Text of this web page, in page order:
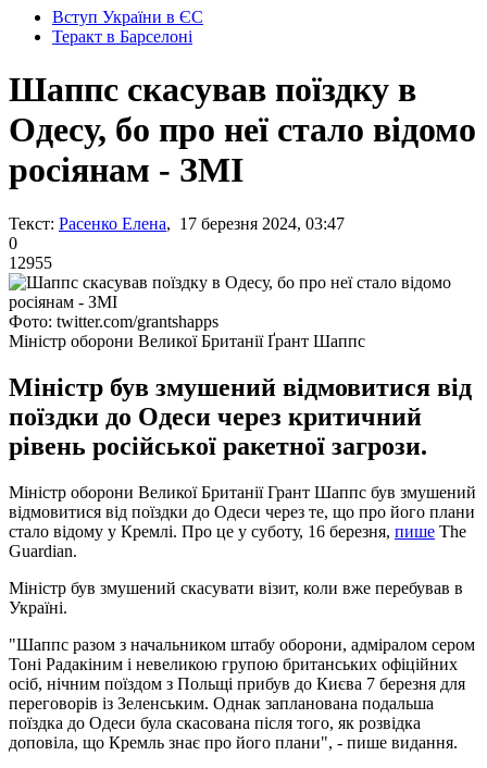
Вступ України в ЄС
Теракт в Барселоні
Шаппс скасував поїздку в
Одесу, бо про неї стало відомо
росіянам - ЗМІ
Текст: Расенко Елена, 17 березня 2024, 03:47
0
12955
Фото: twitter.com/grantshapps
Міністр оборони Великої Британії Ґрант Шаппс
Міністр був змушений відмовитися від
поїздки до Одеси через критичний
рівень російської ракетної загрози.
Міністр оборони Великої Британії Грант Шаппс був змушений
відмовитися від поїздки до Одеси через те, що про його плани
стало відому у Кремлі. Про це у суботу, 16 березня, пише The
Guardian.
Міністр був змушений скасувати візит, коли вже перебував в
Україні.
"Шаппс разом з начальником штабу оборони, адміралом сером
Тоні Радакіним і невеликою групою британських офіційних
осіб, нічним поїздом з Польщі прибув до Києва 7 березня для
переговорів із Зеленським. Однак запланована подальша
поїздка до Одеси була скасована після того, як розвідка
доповіла, що Кремль знає про його плани", - пише видання.